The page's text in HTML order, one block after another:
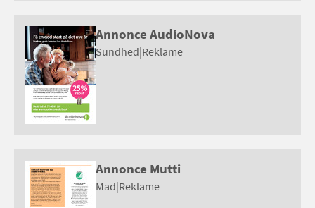
Annonce AudioNova
Sundhed|Reklame
Annonce Mutti
Mad|Reklame